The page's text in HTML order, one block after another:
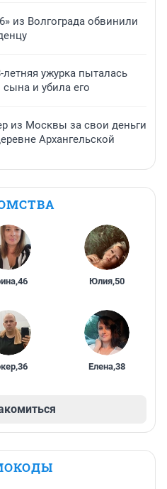
из Волгограда обвинили
ужурка пыталась
сына и убила его
из Москвы за свои деньги
Архангельской
,46 Юлия,50
,36 Елена,38